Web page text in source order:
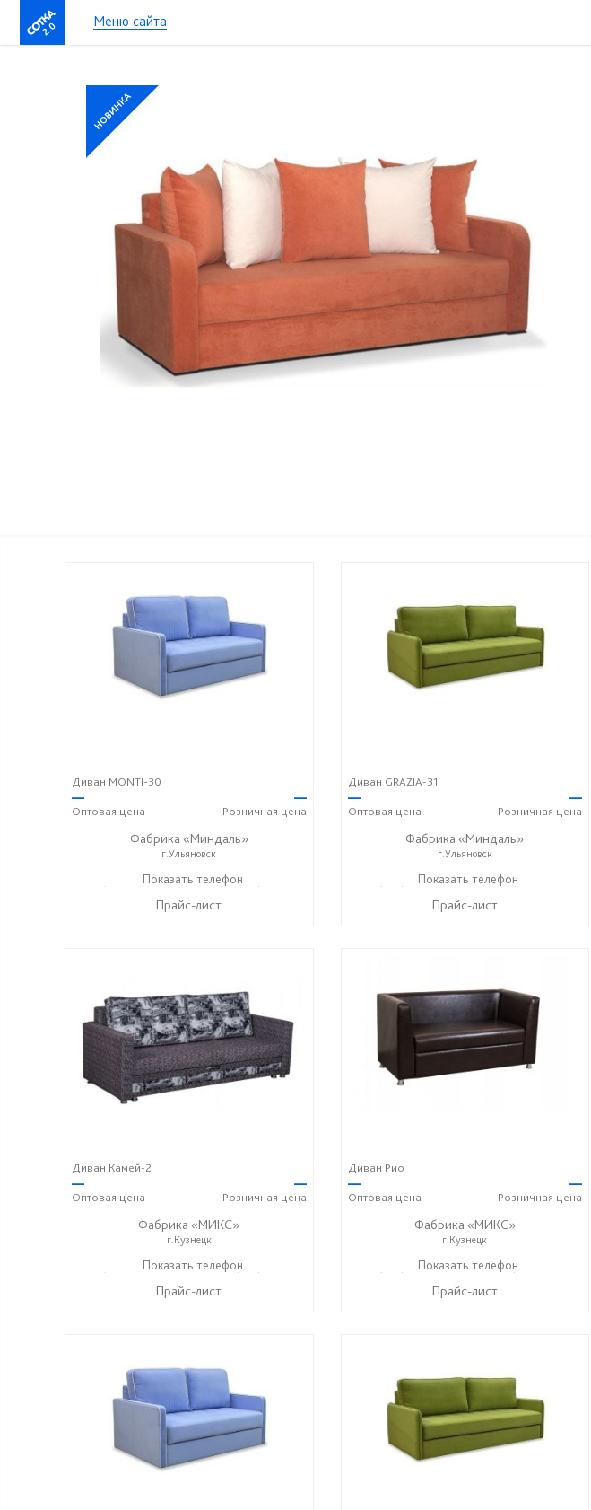
2.0 Меню сайта
Диван MONTI-30
—
Оптовая цена
—
Розничная цена
Фабрика «Миндаль»
г.Ульяновск
+7 (927) 630-62-82 ☎+7 (917) 638-44-17
Показать телефон
Прайс-лист
Диван GRAZIA-31
—
Оптовая цена
—
Розничная цена
Фабрика «Миндаль»
г.Ульяновск
+7 (927) 630-62-82 ☎+7 (917) 638-44-17
Показать телефон
Прайс-лист
Диван Камей-2
—
Оптовая цена
—
Розничная цена
Фабрика «МИКС»
г.Кузнецк
+7 (937) 423-36-37 ☎+7 (937) 428-44-55
Показать телефон
Прайс-лист
Диван Рио
—
Оптовая цена
—
Розничная цена
Фабрика «МИКС»
г.Кузнецк
+7 (937) 423-36-37 ☎+7 (937) 428-44-55
Показать телефон
Прайс-лист